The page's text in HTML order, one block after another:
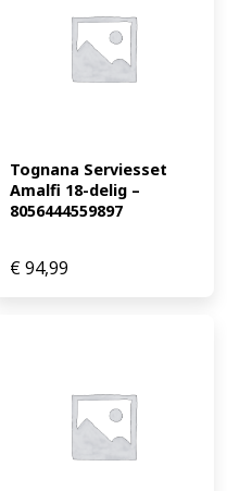
Tognana Serviesset
Amalfi 18-delig –
8056444559897
€94,99